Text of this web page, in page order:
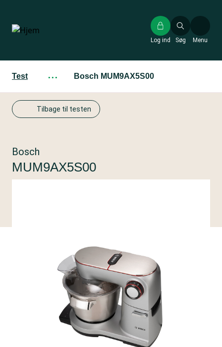
hovedindhold
Søg
Log ind Menu
Test ··· Bosch MUM9AX5S00
Tilbage til testen
Bosch
MUM9AX5S00